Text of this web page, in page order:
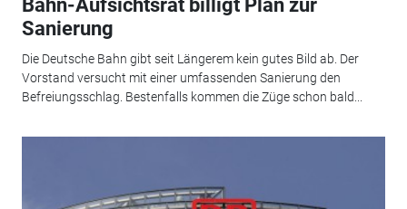
Bahn-Aufsichtsrat billigt Plan zur
Sanierung
Die Deutsche Bahn gibt seit Längerem kein gutes Bild ab. Der
Vorstand versucht mit einer umfassenden Sanierung den
Befreiungsschlag. Bestenfalls kommen die Züge schon bald...